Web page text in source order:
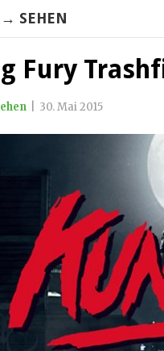
→ SEHEN
Fury
30. Mai 2015